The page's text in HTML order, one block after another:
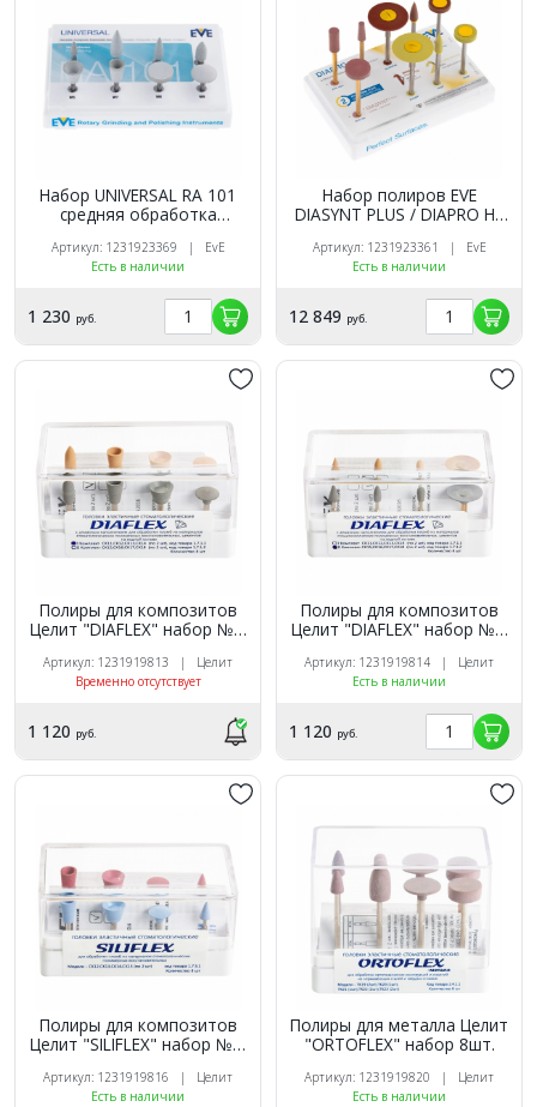
Набор UNIVERSAL RA 101
средняя обработка
металлов, пластмассы (8
полиров), EVE
Артикул: 1231923369 | EvE
Есть в наличии
1 230 руб.
Набор полиров EVE
DIASYNT PLUS / DIAPRO HP
полиров), EVE
Артикул: 1231923361 | EvE
Есть в наличии
12 849 руб.
Полиры для композитов
Целит "DIAFLEX" набор №1.
Артикул: 1231919813 | Целит
Временно отсутствует
1 120 руб.
Полиры для композитов
Целит "DIAFLEX" набор №2.
Артикул: 1231919814 | Целит
Есть в наличии
1 120 руб.
Полиры для композитов
Целит "SILIFLEX" набор №1.
Артикул: 1231919816 | Целит
Есть в наличии
Полиры для металла Целит
"ORTOFLEX" набор 8шт.
Артикул: 1231919820 | Целит
Есть в наличии